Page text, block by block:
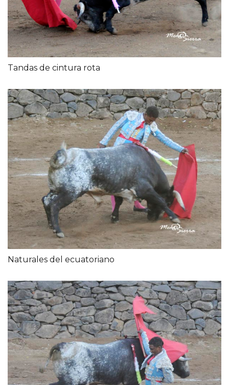
Tandas de cintura rota
Naturales del ecuatoriano